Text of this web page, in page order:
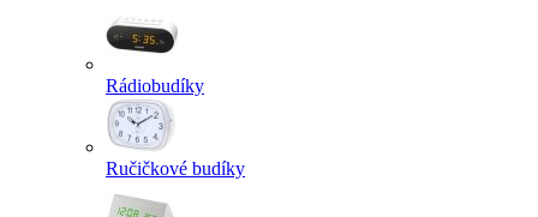
Rádiobudíky
Ručičkové budíky